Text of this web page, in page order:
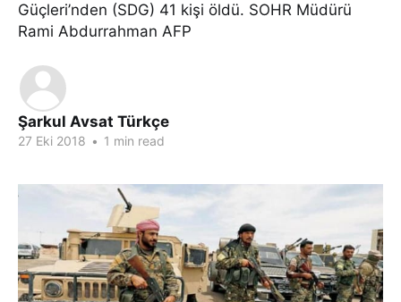
Güçleri’nden (SDG) 41 kişi öldü. SOHR Müdürü
Rami Abdurrahman AFP
Şarkul Avsat Türkçe
27 Eki 2018 • 1 min read